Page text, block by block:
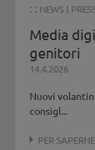
: : NEWS |
Media
genitori
14.4.2026
Nuovi
consigl...
PER